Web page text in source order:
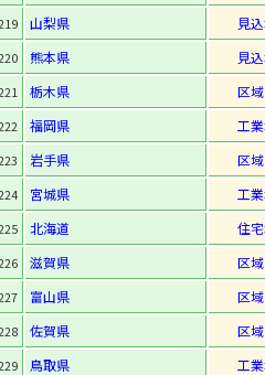
山梨県 見
熊本県 見
栃木県 区
福岡県 工
岩手県 区
宮城県 工
北海道 住
滋賀県 区
富山県 区
佐賀県 区
鳥取県 工